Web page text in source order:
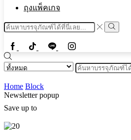
ถุงแพ็คเกจ
Home Block
Newsletter popup
Save up to